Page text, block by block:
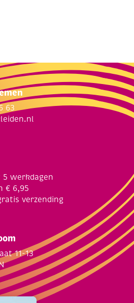
63
werkdagen
€ 6,95
verzending
11-13